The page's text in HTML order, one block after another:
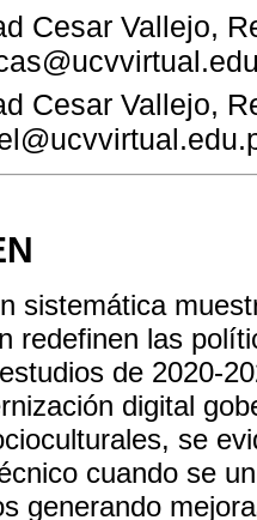
Cesar Vallejo,
Cesar Vallejo,
sistemática
redefinen las
de 2020-
digital
se
cuando se
generando